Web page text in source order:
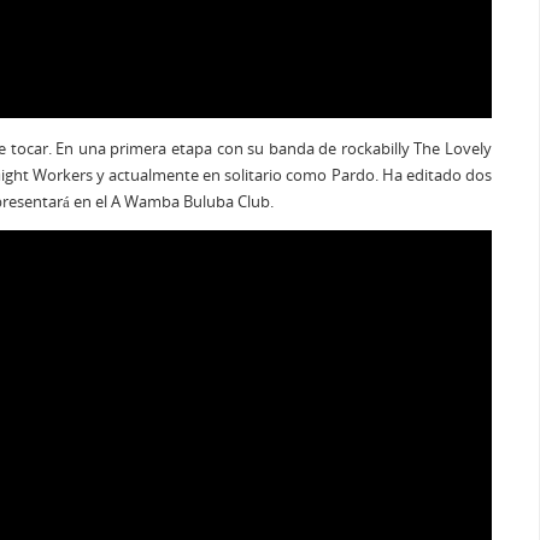
En una primera etapa con su banda de rockabilly The Lovely
Workers y actualmente en solitario como Pardo. Ha editado dos
en el A Wamba Buluba Club.